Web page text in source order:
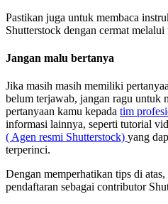
Pastikan juga untuk membaca
Shutterstock dengan cermat melalui
Jangan malu bertanya
Jika masih masih memiliki
belum terjawab, jangan ragu untuk
pertanyaan kamu kepada tim
informasi lainnya, seperti tutorial
( Agen resmi Shutterstock) yang
terperinci.
Dengan memperhatikan tips di
pendaftaran sebagai contributor